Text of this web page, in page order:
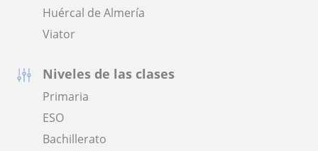
Huércal de Almería
Viator
Niveles de las clases
Primaria
ESO
Bachillerato